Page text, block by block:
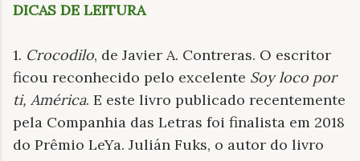
DICAS DE LEITURA
1. Crocodilo, de Javier A. Contreras. O escritor
ficou reconhecido pelo excelente Soy loco por
ti, América. E este livro publicado recentemente
pela Companhia das Letras foi finalista em 2018
do Prêmio LeYa. Julián Fuks, o autor do livro